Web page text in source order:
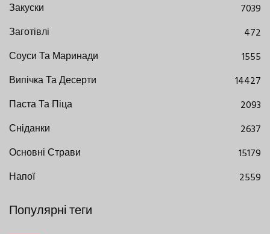
Закуски
7039
Заготівлі
472
Соуси Та Маринади
1555
Випічка Та Десерти
14427
Паста Та Піца
2093
Сніданки
2637
Основні Страви
15179
Напої
2559
Популярні теги